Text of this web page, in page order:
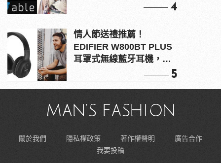
4
情人節送禮推薦！
EDIFIER W800BT PLUS
耳罩式無線藍牙耳機，在
5
關於我們 隱私權政策 著作權聲明
廣告合作
我要投稿